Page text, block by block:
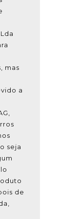
mas
a
seja
de